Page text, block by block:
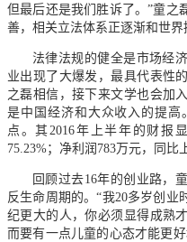
但最后还是我们胜诉了。”童之
善，相关立法体系正逐渐和世界
法律法规的健全是市场经
业出现了大爆发，最具代表性
之磊相信，接下来文学也会加
是中国经济和大众收入的提
点。其2016年上半年的财报
75.23%；净利润783万元，同比
回顾过去16年的创业路，
反生命周期的。“我20多岁创业
纪更大的人，你必须显得成熟
而要有一点儿童的心态才能更